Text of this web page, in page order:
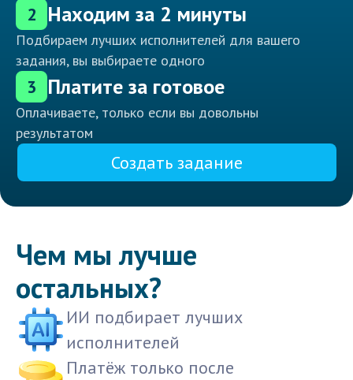
2 Находим за 2 минуты
Подбираем лучших исполнителей для вашего
задания, вы выбираете одного
3 Платите за готовое
Оплачиваете, только если вы довольны
результатом
Создать задание
Чем мы лучше
остальных?
ИИ подбирает лучших
исполнителей
Платёж только после